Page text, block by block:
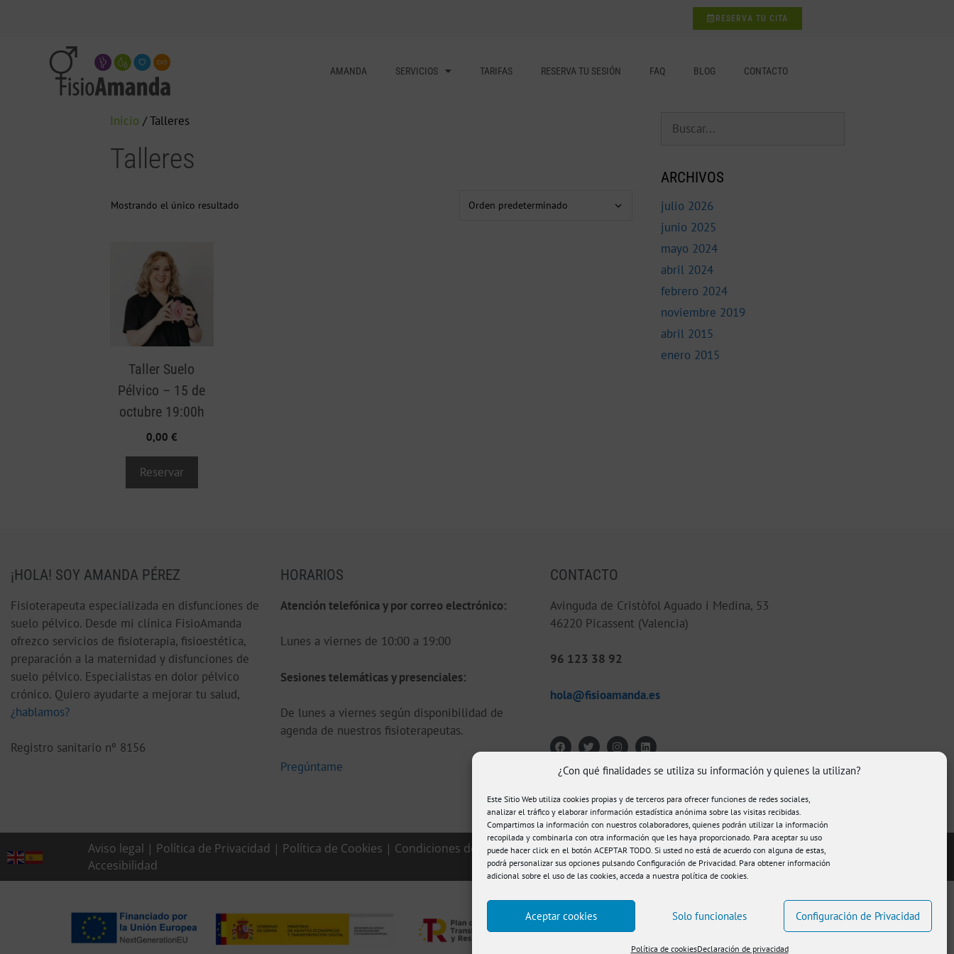
¿Con qué finalidades se utiliza su información y quienes la utilizan?
Este Sitio Web utiliza cookies propias y de terceros para ofrecer funciones de redes sociales,
analizar el tráfico y elaborar información estadística anónima sobre las visitas recibidas.
Compartimos la información con nuestros colaboradores, quienes podrán utilizar la información
recopilada y combinarla con otra información que les haya proporcionado. Para aceptar su uso
puede hacer click en el botón ACEPTAR TODO. Si usted no está de acuerdo con alguna de estas,
podrá personalizar sus opciones pulsando Configuración de Privacidad. Para obtener información
adicional sobre el uso de las cookies, acceda a nuestra política de cookies.
Aceptar cookies Solo funcionales Configuración de Privacidad
Política de cookiesDeclaración de privacidad
RESERVA TU CITA
AMANDA SERVICIOS TARIFAS RESERVA TU SESIÓN FAQ BLOG CONTACTO
Inicio / Talleres
Talleres
Mostrando el único resultado
Taller Suelo
Pélvico – 15 de
octubre 19:00h
0,00 €
Reservar
ARCHIVOS
julio 2026
junio 2025
mayo 2024
abril 2024
febrero 2024
noviembre 2019
abril 2015
enero 2015
¡HOLA! SOY AMANDA PÉREZ
Fisioterapeuta especializada en disfunciones de
suelo pélvico. Desde mi clínica FisioAmanda
ofrezco servicios de fisioterapia, fisioestética,
preparación a la maternidad y disfunciones de
suelo pélvico. Especialistas en dolor pélvico
crónico. Quiero ayudarte a mejorar tu salud,
¿hablamos?
Registro sanitario nº 8156
HORARIOS
Atención telefónica y por correo electrónico:
Lunes a viernes de 10:00 a 19:00
Sesiones telemáticas y presenciales:
De lunes a viernes según disponibilidad de
agenda de nuestros fisioterapeutas.
Pregúntame
CONTACTO
Avinguda de Cristòfol Aguado i Medina, 53
46220 Picassent (Valencia)
96 123 38 92
hola@fisioamanda.es
Aviso legal | Política de Privacidad | Política de Cookies | Condiciones de compra|
Accesibilidad
© FisioAmanda 2026